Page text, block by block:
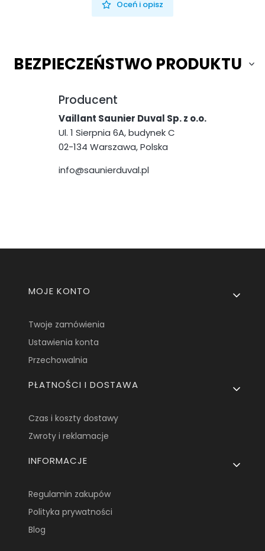
Oceń i opisz
BEZPIECZEŃSTWO PRODUKTU
Producent
Vaillant Saunier Duval Sp. z o.o.
Ul. 1 Sierpnia 6A, budynek C
02-134 Warszawa, Polska
info@saunierduval.pl
Linki w stopce
MOJE KONTO
Twoje zamówienia
Ustawienia konta
Przechowalnia
PŁATNOŚCI I DOSTAWA
Czas i koszty dostawy
Zwroty i reklamacje
INFORMACJE
Regulamin zakupów
Polityka prywatności
Blog